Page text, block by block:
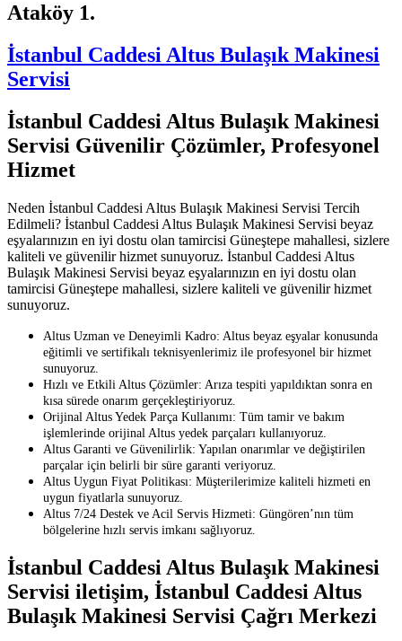
Ataköy 1.
İstanbul Caddesi Altus Bulaşık Makinesi
Servisi
İstanbul Caddesi Altus Bulaşık Makinesi
Servisi Güvenilir Çözümler, Profesyonel
Hizmet
Neden İstanbul Caddesi Altus Bulaşık Makinesi Servisi Tercih
Edilmeli? İstanbul Caddesi Altus Bulaşık Makinesi Servisi beyaz
eşyalarınızın en iyi dostu olan tamircisi Güneştepe mahallesi, sizlere
kaliteli ve güvenilir hizmet sunuyoruz. İstanbul Caddesi Altus
Bulaşık Makinesi Servisi beyaz eşyalarınızın en iyi dostu olan
tamircisi Güneştepe mahallesi, sizlere kaliteli ve güvenilir hizmet
sunuyoruz.
Altus Uzman ve Deneyimli Kadro: Altus beyaz eşyalar konusunda
eğitimli ve sertifikalı teknisyenlerimiz ile profesyonel bir hizmet
sunuyoruz.
Hızlı ve Etkili Altus Çözümler: Arıza tespiti yapıldıktan sonra en
kısa sürede onarım gerçekleştiriyoruz.
Orijinal Altus Yedek Parça Kullanımı: Tüm tamir ve bakım
işlemlerinde orijinal Altus yedek parçaları kullanıyoruz.
Altus Garanti ve Güvenilirlik: Yapılan onarımlar ve değiştirilen
parçalar için belirli bir süre garanti veriyoruz.
Altus Uygun Fiyat Politikası: Müşterilerimize kaliteli hizmeti en
uygun fiyatlarla sunuyoruz.
Altus 7/24 Destek ve Acil Servis Hizmeti: Güngören’nın tüm
bölgelerine hızlı servis imkanı sağlıyoruz.
İstanbul Caddesi Altus Bulaşık Makinesi
Servisi iletişim, İstanbul Caddesi Altus
Bulaşık Makinesi Servisi Çağrı Merkezi